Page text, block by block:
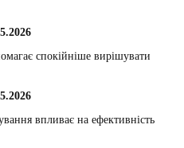
спокійніше вирішувати
впливає на ефективність